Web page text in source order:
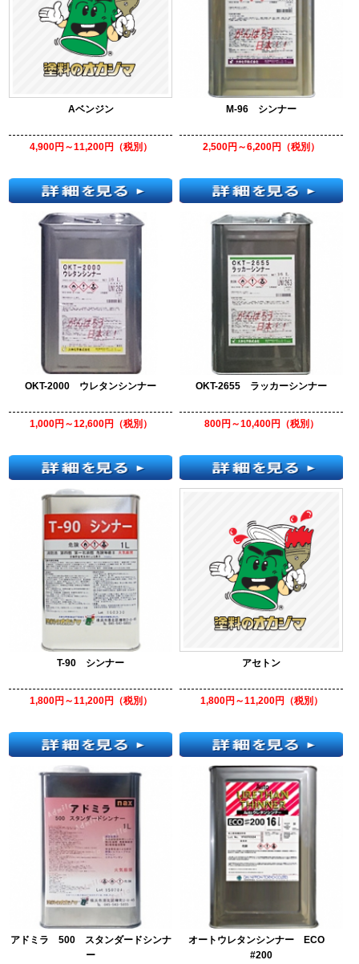
Aベンジン
4,900円～11,200円（税別）
M-96 シンナー
2,500円～6,200円（税別）
OKT-2000 ウレタンシンナー
1,000円～12,600円（税別）
OKT-2655 ラッカーシンナー
800円～10,400円（税別）
T-90 シンナー
1,800円～11,200円（税別）
アセトン
1,800円～11,200円（税別）
アドミラ 500 スタンダードシンナ
ー
オートウレタンシンナー ECO
#200